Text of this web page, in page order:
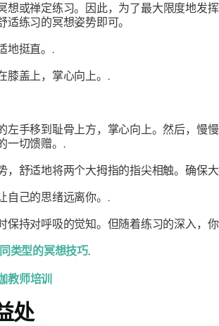
想或禅定练习。因此，为了最大限度地发
适练习的冥想姿势即可。
地挺直。.
膝盖上，掌心向上。.
左手移到耻骨上方，掌心向上。然后，慢
一切馈赠。.
，舒适地将两个大拇指的指尖相触。确保
自己的思绪远离你。.
保持对呼吸的觉知。但随着练习的深入，
类型的冥想技巧.
教师培训
处